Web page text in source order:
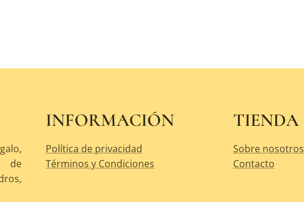
de
INFORMACIÓN
Política de privacidad
Términos y Condiciones
TIENDA
Sobre nosotros
Contacto